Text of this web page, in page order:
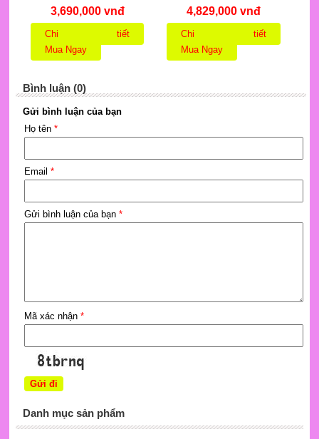
3,690,000 vnđ
Chi tiết
Mua Ngay
4,829,000 vnđ
Chi tiết
Mua Ngay
Bình luận (0)
Gửi bình luận của bạn
Họ tên *
Email *
Gửi bình luận của bạn *
Mã xác nhận *
Danh mục sản phẩm